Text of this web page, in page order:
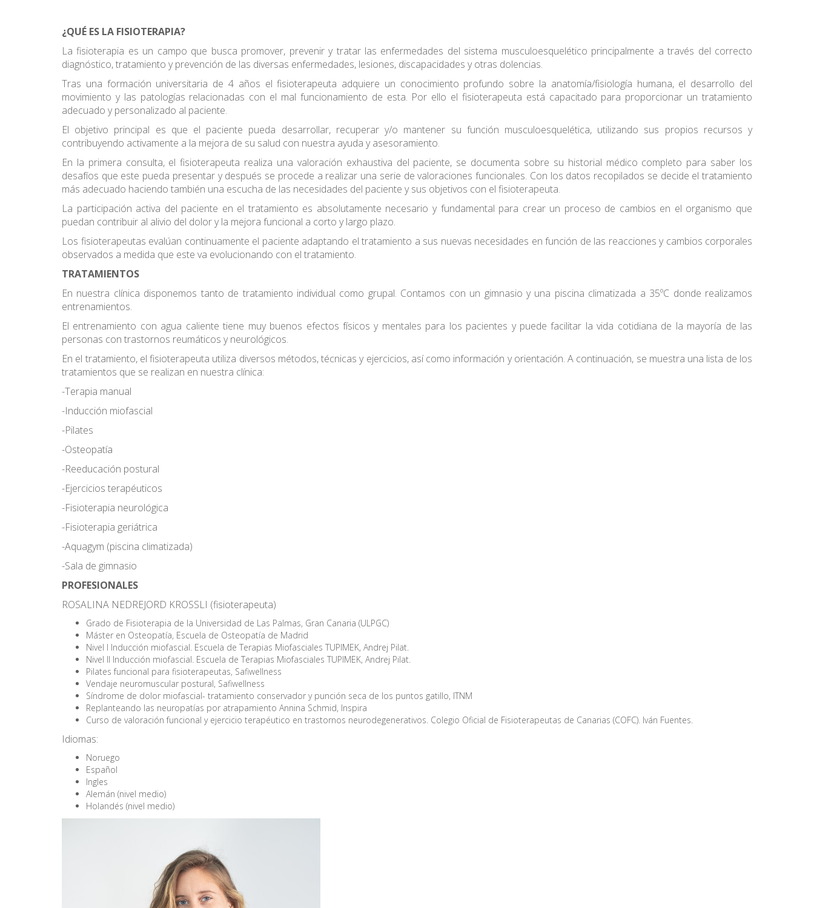
¿QUÉ ES LA FISIOTERAPIA?
La fisioterapia es un campo que busca promover, prevenir y tratar las enfermedades del sistema musculoesquelético principalmente a través del correcto
diagnóstico, tratamiento y prevención de las diversas enfermedades, lesiones, discapacidades y otras dolencias.
Tras una formación universitaria de 4 años el fisioterapeuta adquiere un conocimiento profundo sobre la anatomía/fisiología humana, el desarrollo del
movimiento y las patologías relacionadas con el mal funcionamiento de esta. Por ello el fisioterapeuta está capacitado para proporcionar un tratamiento
adecuado y personalizado al paciente.
El objetivo principal es que el paciente pueda desarrollar, recuperar y/o mantener su función musculoesquelética, utilizando sus propios recursos y
contribuyendo activamente a la mejora de su salud con nuestra ayuda y asesoramiento.
En la primera consulta, el fisioterapeuta realiza una valoración exhaustiva del paciente, se documenta sobre su historial médico completo para saber los
desafíos que este pueda presentar y después se procede a realizar una serie de valoraciones funcionales. Con los datos recopilados se decide el tratamiento
más adecuado haciendo también una escucha de las necesidades del paciente y sus objetivos con el fisioterapeuta.
La participación activa del paciente en el tratamiento es absolutamente necesario y fundamental para crear un proceso de cambios en el organismo que
puedan contribuir al alivio del dolor y la mejora funcional a corto y largo plazo.
Los fisioterapeutas evalúan continuamente el paciente adaptando el tratamiento a sus nuevas necesidades en función de las reacciones y cambios corporales
observados a medida que este va evolucionando con el tratamiento.
TRATAMIENTOS
En nuestra clínica disponemos tanto de tratamiento individual como grupal. Contamos con un gimnasio y una piscina climatizada a 35ºC donde realizamos
entrenamientos.
El entrenamiento con agua caliente tiene muy buenos efectos físicos y mentales para los pacientes y puede facilitar la vida cotidiana de la mayoría de las
personas con trastornos reumáticos y neurológicos.
En el tratamiento, el fisioterapeuta utiliza diversos métodos, técnicas y ejercicios, así como información y orientación. A continuación, se muestra una lista de los
tratamientos que se realizan en nuestra clínica:
-Terapia manual
-Inducción miofascial
-Pilates
-Osteopatía
-Reeducación postural
-Ejercicios terapéuticos
-Fisioterapia neurológica
-Fisioterapia geriátrica
-Aquagym (piscina climatizada)
-Sala de gimnasio
PROFESIONALES
ROSALINA NEDREJORD KROSSLI (fisioterapeuta)
Grado de Fisioterapia de la Universidad de Las Palmas, Gran Canaria (ULPGC)
Máster en Osteopatía, Escuela de Osteopatía de Madrid
Nivel I Inducción miofascial. Escuela de Terapias Miofasciales TUPIMEK, Andrej Pilat.
Nivel II Inducción miofascial. Escuela de Terapias Miofasciales TUPIMEK, Andrej Pilat.
Pilates funcional para fisioterapeutas, Safiwellness
Vendaje neuromuscular postural, Safiwellness
Síndrome de dolor miofascial- tratamiento conservador y punción seca de los puntos gatillo, ITNM
Replanteando las neuropatías por atrapamiento Annina Schmid, Inspira
Curso de valoración funcional y ejercicio terapéutico en trastornos neurodegenerativos. Colegio Oficial de Fisioterapeutas de Canarias (COFC). Iván Fuentes.
Idiomas:
Noruego
Español
Ingles
Alemán (nivel medio)
Holandés (nivel medio)